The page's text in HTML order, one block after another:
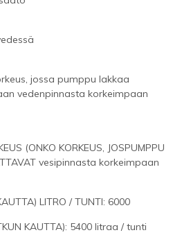
jossa pumppu lakkaa
vedenpinnasta korkeimpaan
(ONKO KORKEUS, JOSPUMPPU
vesipinnasta korkeimpaan
LITRO / TUNTI: 6000
KAUTTA): 5400 litraa / tunti